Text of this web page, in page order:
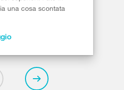
una cosa scontata